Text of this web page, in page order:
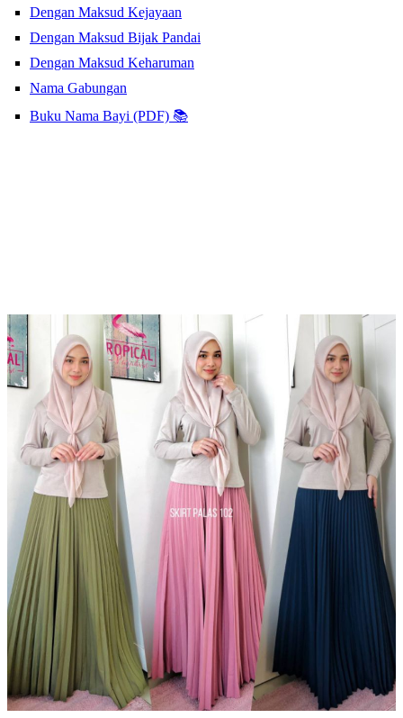
Dengan Maksud Kejayaan
Dengan Maksud Bijak Pandai
Dengan Maksud Keharuman
Nama Gabungan
Buku Nama Bayi (PDF) 📚